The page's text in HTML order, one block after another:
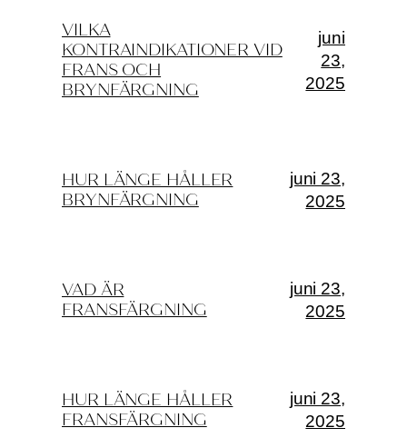
VILKA
KONTRAINDIKATIONER VID
FRANS OCH
BRYNFÄRGNING
juni
23,
2025
HUR LÄNGE HÅLLER
BRYNFÄRGNING
juni 23,
2025
VAD ÄR
FRANSFÄRGNING
juni 23,
2025
HUR LÄNGE HÅLLER
FRANSFÄRGNING
juni 23,
2025